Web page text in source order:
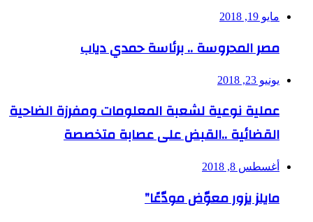
مايو 19, 2018
مصر المحروسة .. برئاسة حمدي دياب
يونيو 23, 2018
عملية نوعية لشعبة المعلومات ومفرزة الضاحية
القضائية ..القبض على عصابة متخصصة
أغسطس 8, 2018
مايلز يزور معوّض مودّعًا”